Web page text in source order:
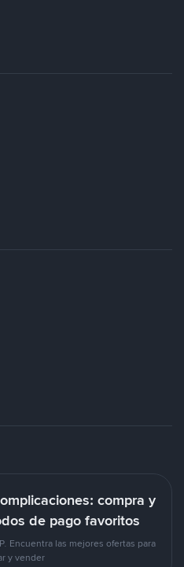
compra y
de pago favoritos
Encuentra las mejores ofertas para
y vender